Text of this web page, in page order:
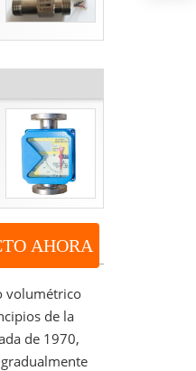
AHORA
volumétrico
de la
de 1970,